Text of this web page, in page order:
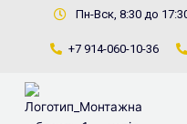
содержимому
Пн-Вск, 8:30 до
+7 914-060-10-36